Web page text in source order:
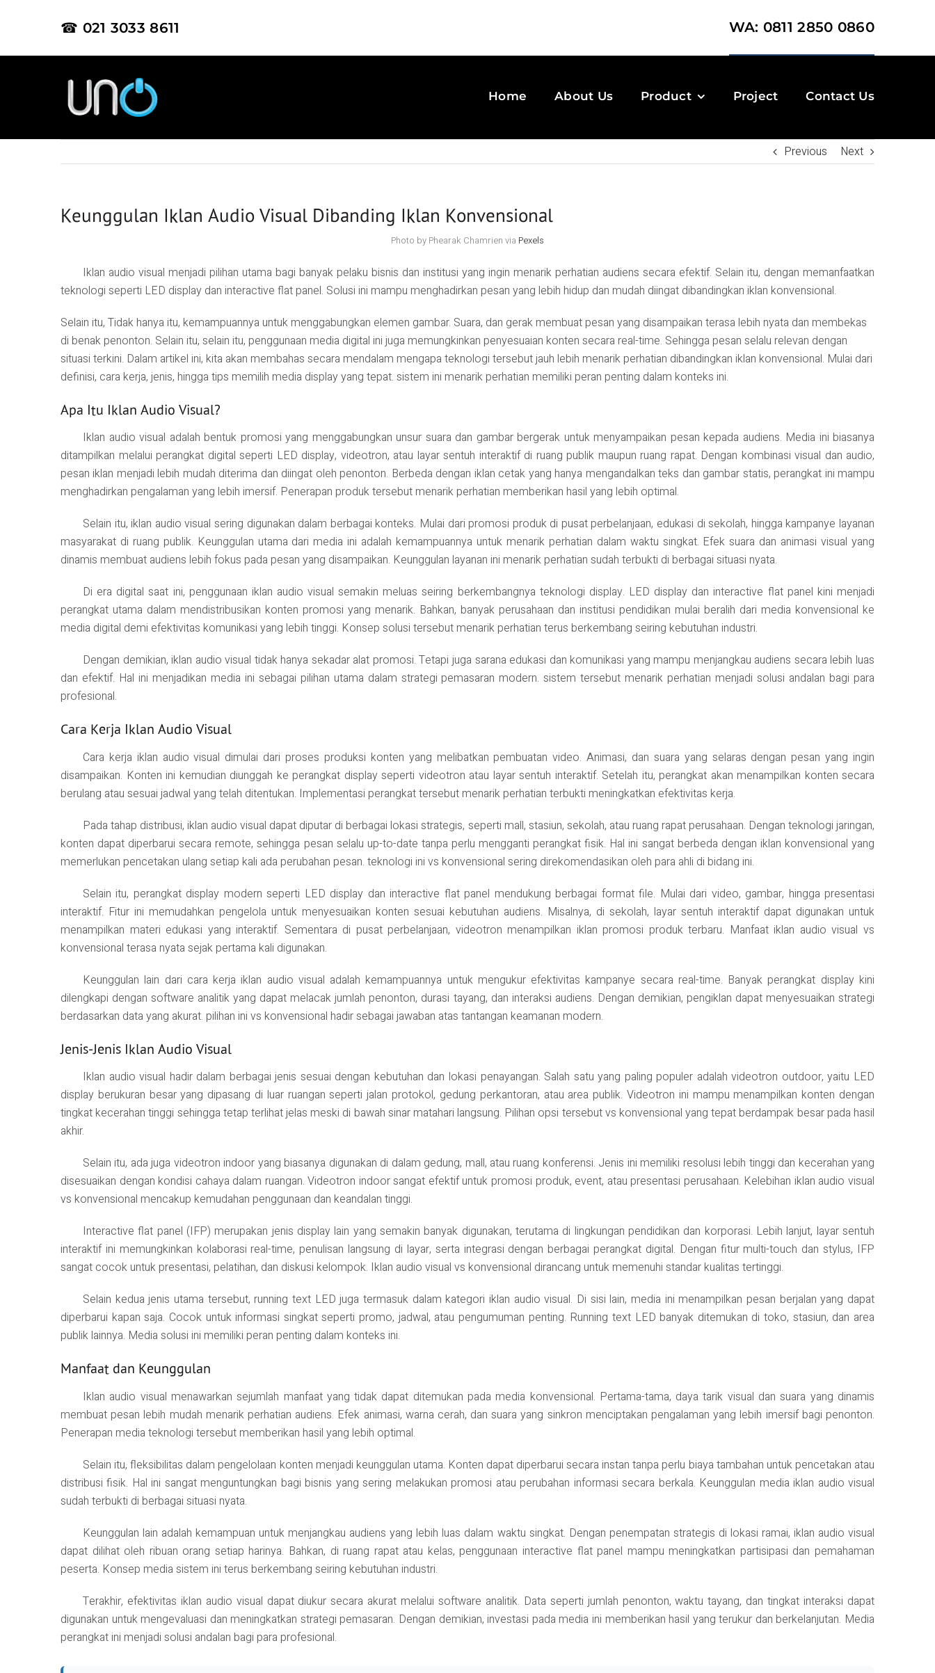
☎ 021 3033 8611 WA: 0811 2850 0860
Home About Us Product Project Contact Us
Previous Next
Keunggulan Iklan Audio Visual Dibanding Iklan Konvensional
Photo by Phearak Chamrien via Pexels
Iklan audio visual menjadi pilihan utama bagi banyak pelaku bisnis dan institusi yang ingin menarik perhatian audiens secara efektif. Selain itu, dengan memanfaatkan
teknologi seperti LED display dan interactive flat panel. Solusi ini mampu menghadirkan pesan yang lebih hidup dan mudah diingat dibandingkan iklan konvensional.
Selain itu, Tidak hanya itu, kemampuannya untuk menggabungkan elemen gambar. Suara, dan gerak membuat pesan yang disampaikan terasa lebih nyata dan membekas
di benak penonton. Selain itu, selain itu, penggunaan media digital ini juga memungkinkan penyesuaian konten secara real-time. Sehingga pesan selalu relevan dengan
situasi terkini. Dalam artikel ini, kita akan membahas secara mendalam mengapa teknologi tersebut jauh lebih menarik perhatian dibandingkan iklan konvensional. Mulai dari
definisi, cara kerja, jenis, hingga tips memilih media display yang tepat. sistem ini menarik perhatian memiliki peran penting dalam konteks ini.
Apa Itu Iklan Audio Visual?
Iklan audio visual adalah bentuk promosi yang menggabungkan unsur suara dan gambar bergerak untuk menyampaikan pesan kepada audiens. Media ini biasanya
ditampilkan melalui perangkat digital seperti LED display, videotron, atau layar sentuh interaktif di ruang publik maupun ruang rapat. Dengan kombinasi visual dan audio,
pesan iklan menjadi lebih mudah diterima dan diingat oleh penonton. Berbeda dengan iklan cetak yang hanya mengandalkan teks dan gambar statis, perangkat ini mampu
menghadirkan pengalaman yang lebih imersif. Penerapan produk tersebut menarik perhatian memberikan hasil yang lebih optimal.
Selain itu, iklan audio visual sering digunakan dalam berbagai konteks. Mulai dari promosi produk di pusat perbelanjaan, edukasi di sekolah, hingga kampanye layanan
masyarakat di ruang publik. Keunggulan utama dari media ini adalah kemampuannya untuk menarik perhatian dalam waktu singkat. Efek suara dan animasi visual yang
dinamis membuat audiens lebih fokus pada pesan yang disampaikan. Keunggulan layanan ini menarik perhatian sudah terbukti di berbagai situasi nyata.
Di era digital saat ini, penggunaan iklan audio visual semakin meluas seiring berkembangnya teknologi display. LED display dan interactive flat panel kini menjadi
perangkat utama dalam mendistribusikan konten promosi yang menarik. Bahkan, banyak perusahaan dan institusi pendidikan mulai beralih dari media konvensional ke
media digital demi efektivitas komunikasi yang lebih tinggi. Konsep solusi tersebut menarik perhatian terus berkembang seiring kebutuhan industri.
Dengan demikian, iklan audio visual tidak hanya sekadar alat promosi. Tetapi juga sarana edukasi dan komunikasi yang mampu menjangkau audiens secara lebih luas
dan efektif. Hal ini menjadikan media ini sebagai pilihan utama dalam strategi pemasaran modern. sistem tersebut menarik perhatian menjadi solusi andalan bagi para
profesional.
Cara Kerja Iklan Audio Visual
Cara kerja iklan audio visual dimulai dari proses produksi konten yang melibatkan pembuatan video. Animasi, dan suara yang selaras dengan pesan yang ingin
disampaikan. Konten ini kemudian diunggah ke perangkat display seperti videotron atau layar sentuh interaktif. Setelah itu, perangkat akan menampilkan konten secara
berulang atau sesuai jadwal yang telah ditentukan. Implementasi perangkat tersebut menarik perhatian terbukti meningkatkan efektivitas kerja.
Pada tahap distribusi, iklan audio visual dapat diputar di berbagai lokasi strategis, seperti mall, stasiun, sekolah, atau ruang rapat perusahaan. Dengan teknologi jaringan,
konten dapat diperbarui secara remote, sehingga pesan selalu up-to-date tanpa perlu mengganti perangkat fisik. Hal ini sangat berbeda dengan iklan konvensional yang
memerlukan pencetakan ulang setiap kali ada perubahan pesan. teknologi ini vs konvensional sering direkomendasikan oleh para ahli di bidang ini.
Selain itu, perangkat display modern seperti LED display dan interactive flat panel mendukung berbagai format file. Mulai dari video, gambar, hingga presentasi
interaktif. Fitur ini memudahkan pengelola untuk menyesuaikan konten sesuai kebutuhan audiens. Misalnya, di sekolah, layar sentuh interaktif dapat digunakan untuk
menampilkan materi edukasi yang interaktif. Sementara di pusat perbelanjaan, videotron menampilkan iklan promosi produk terbaru. Manfaat iklan audio visual vs
konvensional terasa nyata sejak pertama kali digunakan.
Keunggulan lain dari cara kerja iklan audio visual adalah kemampuannya untuk mengukur efektivitas kampanye secara real-time. Banyak perangkat display kini
dilengkapi dengan software analitik yang dapat melacak jumlah penonton, durasi tayang, dan interaksi audiens. Dengan demikian, pengiklan dapat menyesuaikan strategi
berdasarkan data yang akurat. pilihan ini vs konvensional hadir sebagai jawaban atas tantangan keamanan modern.
Jenis-Jenis Iklan Audio Visual
Iklan audio visual hadir dalam berbagai jenis sesuai dengan kebutuhan dan lokasi penayangan. Salah satu yang paling populer adalah videotron outdoor, yaitu LED
display berukuran besar yang dipasang di luar ruangan seperti jalan protokol, gedung perkantoran, atau area publik. Videotron ini mampu menampilkan konten dengan
tingkat kecerahan tinggi sehingga tetap terlihat jelas meski di bawah sinar matahari langsung. Pilihan opsi tersebut vs konvensional yang tepat berdampak besar pada hasil
akhir.
Selain itu, ada juga videotron indoor yang biasanya digunakan di dalam gedung, mall, atau ruang konferensi. Jenis ini memiliki resolusi lebih tinggi dan kecerahan yang
disesuaikan dengan kondisi cahaya dalam ruangan. Videotron indoor sangat efektif untuk promosi produk, event, atau presentasi perusahaan. Kelebihan iklan audio visual
vs konvensional mencakup kemudahan penggunaan dan keandalan tinggi.
Interactive flat panel (IFP) merupakan jenis display lain yang semakin banyak digunakan, terutama di lingkungan pendidikan dan korporasi. Lebih lanjut, layar sentuh
interaktif ini memungkinkan kolaborasi real-time, penulisan langsung di layar, serta integrasi dengan berbagai perangkat digital. Dengan fitur multi-touch dan stylus, IFP
sangat cocok untuk presentasi, pelatihan, dan diskusi kelompok. Iklan audio visual vs konvensional dirancang untuk memenuhi standar kualitas tertinggi.
Selain kedua jenis utama tersebut, running text LED juga termasuk dalam kategori iklan audio visual. Di sisi lain, media ini menampilkan pesan berjalan yang dapat
diperbarui kapan saja. Cocok untuk informasi singkat seperti promo, jadwal, atau pengumuman penting. Running text LED banyak ditemukan di toko, stasiun, dan area
publik lainnya. Media solusi ini memiliki peran penting dalam konteks ini.
Manfaat dan Keunggulan
Iklan audio visual menawarkan sejumlah manfaat yang tidak dapat ditemukan pada media konvensional. Pertama-tama, daya tarik visual dan suara yang dinamis
membuat pesan lebih mudah menarik perhatian audiens. Efek animasi, warna cerah, dan suara yang sinkron menciptakan pengalaman yang lebih imersif bagi penonton.
Penerapan media teknologi tersebut memberikan hasil yang lebih optimal.
Selain itu, fleksibilitas dalam pengelolaan konten menjadi keunggulan utama. Konten dapat diperbarui secara instan tanpa perlu biaya tambahan untuk pencetakan atau
distribusi fisik. Hal ini sangat menguntungkan bagi bisnis yang sering melakukan promosi atau perubahan informasi secara berkala. Keunggulan media iklan audio visual
sudah terbukti di berbagai situasi nyata.
Keunggulan lain adalah kemampuan untuk menjangkau audiens yang lebih luas dalam waktu singkat. Dengan penempatan strategis di lokasi ramai, iklan audio visual
dapat dilihat oleh ribuan orang setiap harinya. Bahkan, di ruang rapat atau kelas, penggunaan interactive flat panel mampu meningkatkan partisipasi dan pemahaman
peserta. Konsep media sistem ini terus berkembang seiring kebutuhan industri.
Terakhir, efektivitas iklan audio visual dapat diukur secara akurat melalui software analitik. Data seperti jumlah penonton, waktu tayang, dan tingkat interaksi dapat
digunakan untuk mengevaluasi dan meningkatkan strategi pemasaran. Dengan demikian, investasi pada media ini memberikan hasil yang terukur dan berkelanjutan. Media
perangkat ini menjadi solusi andalan bagi para profesional.